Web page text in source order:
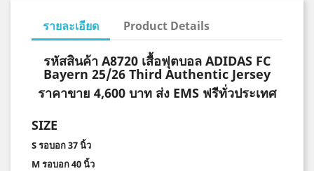
รายละเอียด Product Details
รหัสสินค้า A8720 เสื้อฟุตบอล ADIDAS FC
Bayern 25/26 Third Authentic Jersey
ราคาขาย 4,600 บาท ส่ง EMS ฟรีทั่วประเทศ
SIZE
S รอบอก 37 นิ้ว
M รอบอก 40 นิ้ว